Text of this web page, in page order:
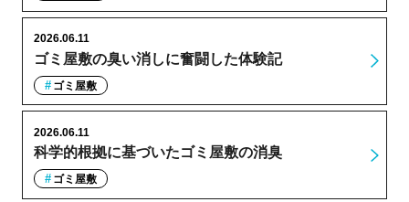
ゴミ屋敷の臭い消しに奮闘した体験記
2026.06.11
ゴミ屋敷
科学的根拠に基づいたゴミ屋敷の消臭
2026.06.11
ゴミ屋敷